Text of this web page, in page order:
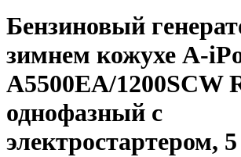
Бензиновый
зимнем кожухе A-
A5500EA/1200SCW
однофазный с
электростартером,